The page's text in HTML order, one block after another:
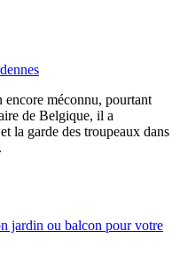
méconnu, pourtant
de Belgique, il a
la garde des troupeaux dans
jardin ou balcon pour votre